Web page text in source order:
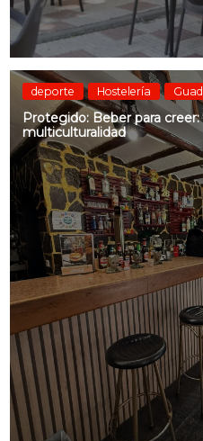
deporte Hostelería
Protegido: Beber para
multiculturalidad